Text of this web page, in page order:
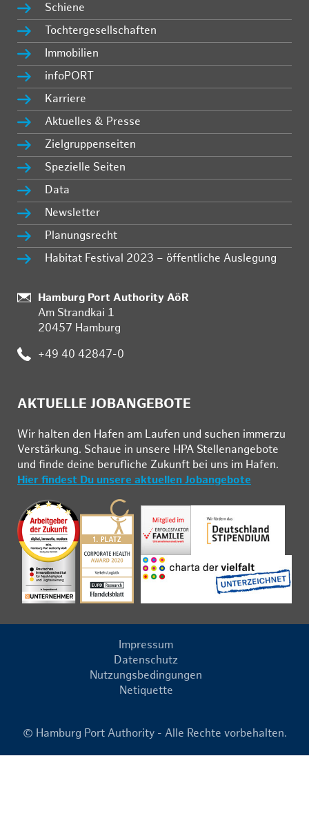
Schiene
Tochtergesellschaften
Immobilien
infoPORT
Karriere
Aktuelles & Presse
Zielgruppenseiten
Spezielle Seiten
Data
Newsletter
Planungsrecht
Habitat Festival 2023 – öffentliche Auslegung
:
Hamburg Port Authority AöR
Am Strandkai 1
20457 Hamburg
: +49 40 42847-0
AKTUELLE JOBANGEBOTE
Wir hal­ten den Ha­fen am Lau­fen und su­chen im­mer­zu
Ver­stär­kung. Schau­e in un­se­re HPA Stel­len­an­ge­bo­te
und fin­de deine be­ruf­li­che Zu­kunft bei uns im Ha­fen.
Hier findest Du unsere aktuellen Jobangebote
Impressum
Datenschutz
Nutzungsbedingungen
Netiquette
© Hamburg Port Authority - Alle Rechte vorbehalten.